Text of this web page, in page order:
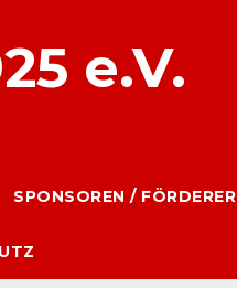
e.V.
SPONSOREN / FÖRDERER